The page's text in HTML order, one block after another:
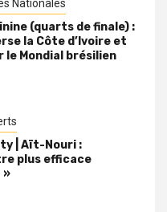
Nationales
(quarts de finale) :
la Côte d’Ivoire et
le Mondial brésilien
| Aït-Nouri :
plus efficace
»